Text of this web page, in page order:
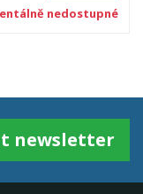
nedostupné
newsletter